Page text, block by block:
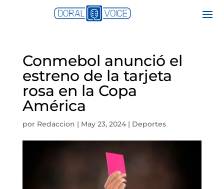
Conmebol anunció el
estreno de la tarjeta
rosa en la Copa
América
por Redaccion | May 23, 2024| Deportes